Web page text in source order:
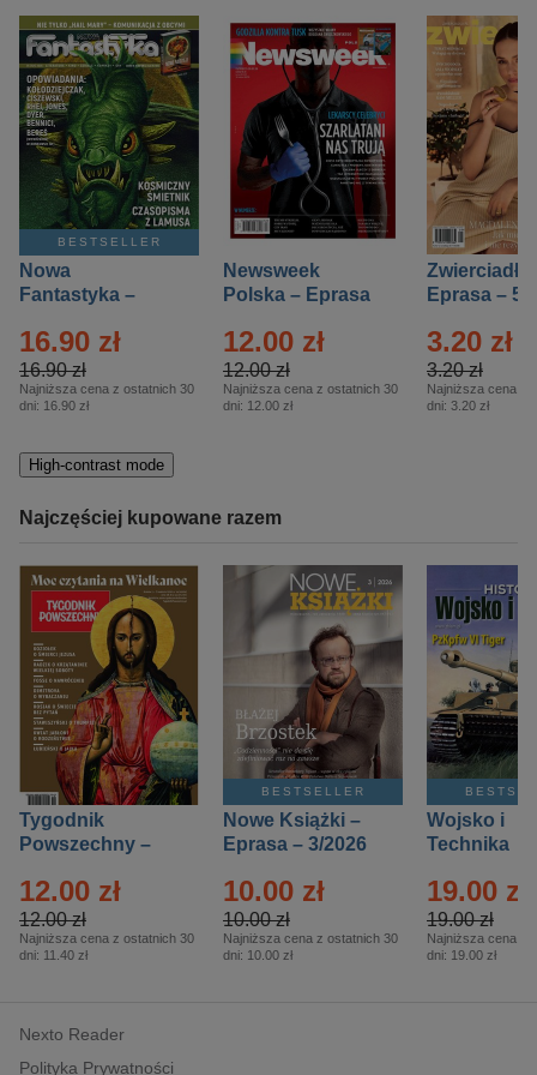
BESTSELLER
Nowa
Fantastyka –
16.90 zł
16.90 zł
Najniższa cena z ostatnich 30
dni: 16.90 zł
Newsweek
Polska – Eprasa
12.00 zł
12.00 zł
Najniższa cena z ostatnich 30
dni: 12.00 zł
Zwierciadło
Eprasa – 5/
3.20 zł
3.20 zł
Najniższa cena z
dni: 3.20 zł
High-contrast mode
Najczęściej kupowane razem
Tygodnik
Powszechny –
12.00 zł
12.00 zł
Najniższa cena z ostatnich 30
dni: 11.40 zł
BESTSELLER
Nowe Książki –
Eprasa – 3/2026
10.00 zł
10.00 zł
Najniższa cena z ostatnich 30
dni: 10.00 zł
Wojsko i
Technika
– 2/2026
19.00 zł
19.00 zł
Najniższa cena z
dni: 19.00 zł
Nexto Reader
Polityka Prywatności